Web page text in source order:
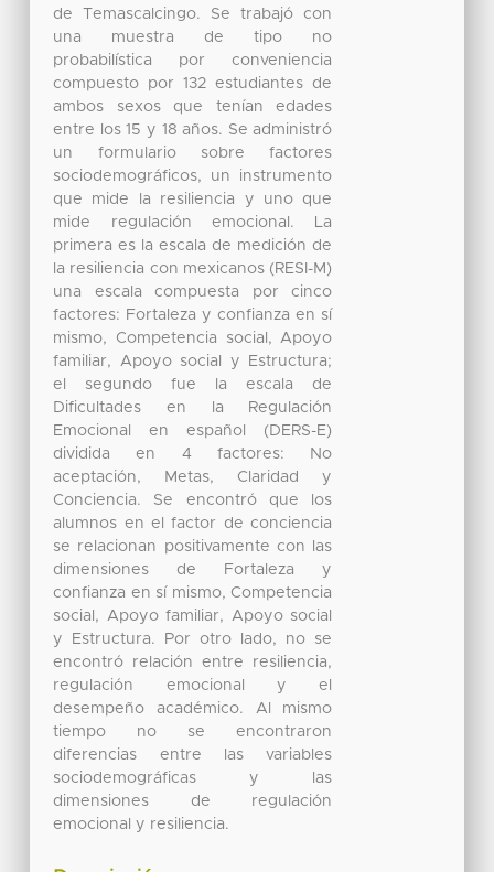
de Temascalcingo. Se trabajó con
una muestra de tipo no
probabilística por conveniencia
compuesto por 132 estudiantes de
ambos sexos que tenían edades
entre los 15 y 18 años. Se administró
un formulario sobre factores
sociodemográficos, un instrumento
que mide la resiliencia y uno que
mide regulación emocional. La
primera es la escala de medición de
la resiliencia con mexicanos (RESI-M)
una escala compuesta por cinco
factores: Fortaleza y confianza en sí
mismo, Competencia social, Apoyo
familiar, Apoyo social y Estructura;
el segundo fue la escala de
Dificultades en la Regulación
Emocional en español (DERS-E)
dividida en 4 factores: No
aceptación, Metas, Claridad y
Conciencia. Se encontró que los
alumnos en el factor de conciencia
se relacionan positivamente con las
dimensiones de Fortaleza y
confianza en sí mismo, Competencia
social, Apoyo familiar, Apoyo social
y Estructura. Por otro lado, no se
encontró relación entre resiliencia,
regulación emocional y el
desempeño académico. Al mismo
tiempo no se encontraron
diferencias entre las variables
sociodemográficas y las
dimensiones de regulación
emocional y resiliencia.